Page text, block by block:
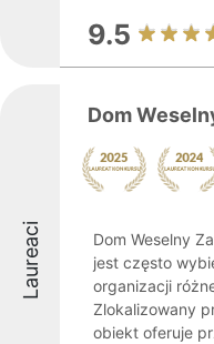
9.5
Laureaci
Dom
Dom Weselny
jest często
organizacji
Zlokalizowany
obiekt oferuje